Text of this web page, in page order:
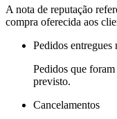
A nota de reputação
compra oferecida aos
Pedidos entregues
Pedidos que
previsto.
Cancelamentos